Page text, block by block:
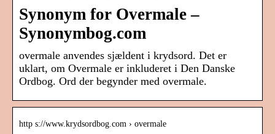
Synonym for Overmale –
Synonymbog.com
overmale anvendes sjældent i krydsord. Det er
uklart, om Overmale er inkluderet i Den Danske
Ordbog. Ord der begynder med overmale.
http s://www.krydsordbog.com › overmale